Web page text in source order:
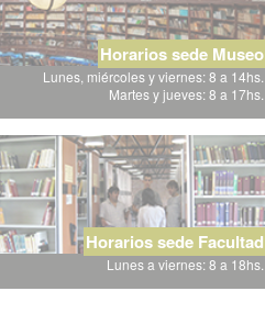
Horarios sede Museo
Lunes, miércoles y viernes: 8 a 14hs.
Martes y jueves: 8 a 17hs.
Horarios sede Facultad
Lunes a viernes: 8 a 18hs.